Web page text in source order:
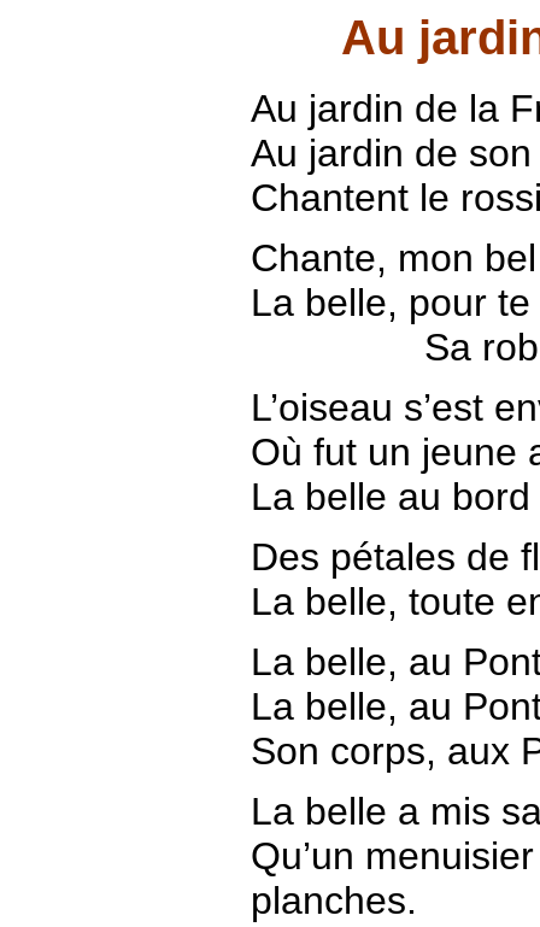
Au
Au jardin de la
Au jardin de
Chantent le
Chante, mon
La belle, pour
Sa robe
L’oiseau s’est
Où fut un jeune
La belle au
Des pétales de
La belle, toute
La belle, au
La belle, au
Son corps, aux
La belle a mis
Qu’un
planches.